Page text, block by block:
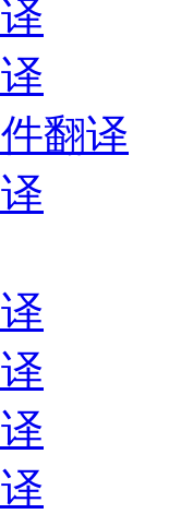
翻译